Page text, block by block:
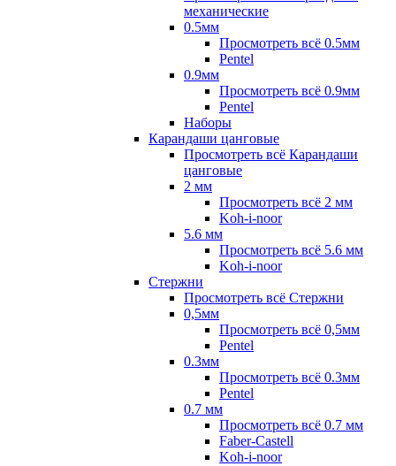
механические
0.5мм
Просмотреть всё 0.5мм
Pentel
0.9мм
Просмотреть всё 0.9мм
Pentel
Наборы
Карандаши цанговые
Просмотреть всё Карандаши
цанговые
2 мм
Просмотреть всё 2 мм
Koh-i-noor
5.6 мм
Просмотреть всё 5.6 мм
Koh-i-noor
Стержни
Просмотреть всё Стержни
0,5мм
Просмотреть всё 0,5мм
Pentel
0.3мм
Просмотреть всё 0.3мм
Pentel
0.7 мм
Просмотреть всё 0.7 мм
Faber-Castell
Koh-i-noor